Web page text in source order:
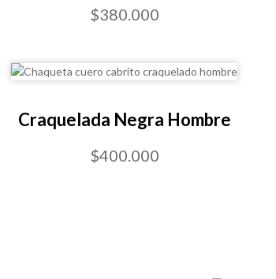
$380.000
Craquelada Negra Hombre
$400.000